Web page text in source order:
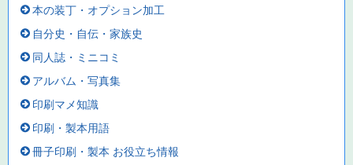
本の装丁・オプション加工
自分史・自伝・家族史
同人誌・ミニコミ
アルバム・写真集
印刷マメ知識
印刷・製本用語
冊子印刷・製本 お役立ち情報